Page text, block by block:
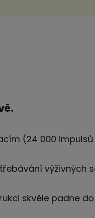
(24 000 impulsů
výživných
skvěle padne do